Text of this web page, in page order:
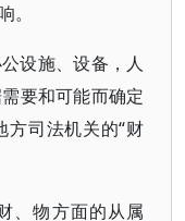
设施、设备，人
要和可能而确定
方司法机关的“财
、物方面的从属